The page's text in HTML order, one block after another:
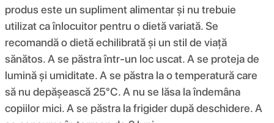
produs este un supliment alimentar și nu trebuie
utilizat ca înlocuitor pentru o dietă variată. Se
recomandă o dietă echilibrată și un stil de viață
sănătos. A se păstra într-un loc uscat. A se proteja de
lumină și umiditate. A se păstra la o temperatură care
să nu depășească 25°C. A nu se lăsa la îndemâna
copiilor mici. A se păstra la frigider după deschidere. A